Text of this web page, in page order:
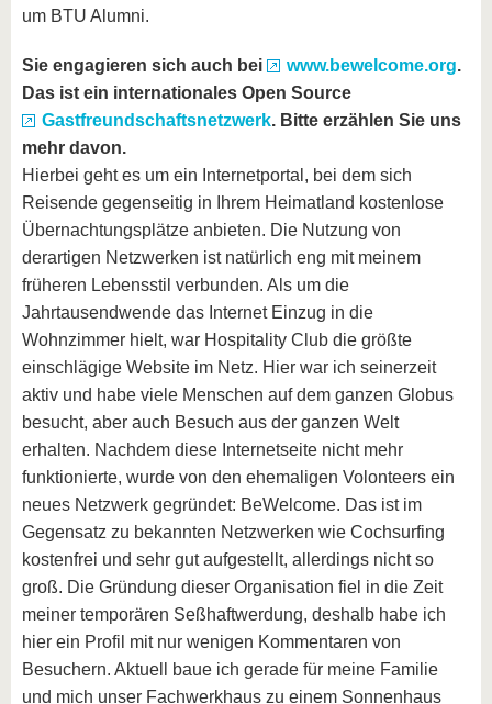
um BTU Alumni.
Sie engagieren sich auch bei www.bewelcome.org.
Das ist ein internationales Open Source
Gastfreundschaftsnetzwerk. Bitte erzählen Sie uns
mehr davon.
Hierbei geht es um ein Internetportal, bei dem sich
Reisende gegenseitig in Ihrem Heimatland kostenlose
Übernachtungsplätze anbieten. Die Nutzung von
derartigen Netzwerken ist natürlich eng mit meinem
früheren Lebensstil verbunden. Als um die
Jahrtausendwende das Internet Einzug in die
Wohnzimmer hielt, war Hospitality Club die größte
einschlägige Website im Netz. Hier war ich seinerzeit
aktiv und habe viele Menschen auf dem ganzen Globus
besucht, aber auch Besuch aus der ganzen Welt
erhalten. Nachdem diese Internetseite nicht mehr
funktionierte, wurde von den ehemaligen Volonteers ein
neues Netzwerk gegründet: BeWelcome. Das ist im
Gegensatz zu bekannten Netzwerken wie Cochsurfing
kostenfrei und sehr gut aufgestellt, allerdings nicht so
groß. Die Gründung dieser Organisation fiel in die Zeit
meiner temporären Seßhaftwerdung, deshalb habe ich
hier ein Profil mit nur wenigen Kommentaren von
Besuchern. Aktuell baue ich gerade für meine Familie
und mich unser Fachwerkhaus zu einem Sonnenhaus